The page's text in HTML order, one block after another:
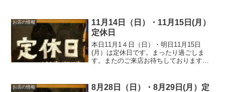
ンUMI秘伝のデミグラスソースをかけレ
タスとバンズで挟んだら美...
お店の情報
11月14日（日）・11月15日(月）
定休日
本日11月1４日（日）・明日11月15日
(月）は定休日です。まったり過ごしま
す。またのご来店お待ちしております。
お店の情報
8月28日（日）・8月29日(月）定